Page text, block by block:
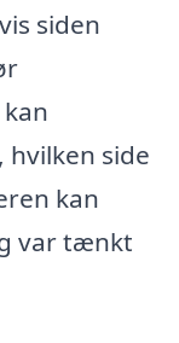
siden
hvilken side
kan
var tænkt